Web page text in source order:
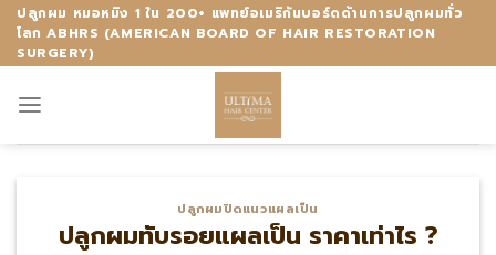
Skip
content
ปลูกผม หมอหมิง 1 ใน 200+ แพทย์อเมริกันบอร์ดด้านการปลูกผมทั่ว
โลก ABHRS (AMERICAN BOARD OF HAIR RESTORATION
SURGERY)
ปลูกผมปิดแนวแผลเป็น
ปลูกผมทับรอยแผลเป็น ราคาเท่าไร ?